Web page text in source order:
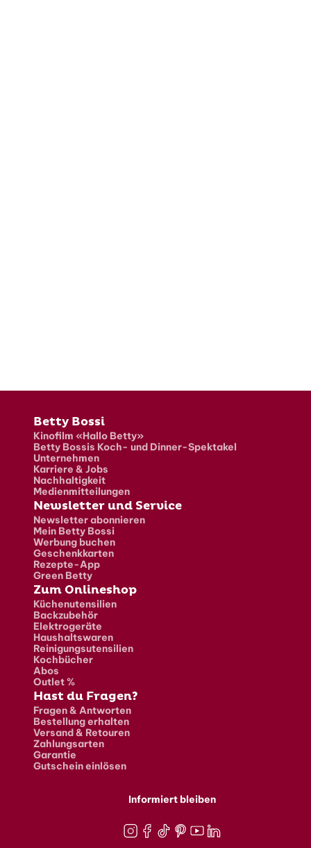
Fusszeile
Betty Bossi
Kinofilm «Hallo Betty»
Betty Bossis Koch- und Dinner-Spektakel
Unternehmen
Karriere & Jobs
Nachhaltigkeit
Medienmitteilungen
Newsletter und Service
Newsletter abonnieren
Mein Betty Bossi
Werbung buchen
Geschenkkarten
Rezepte-App
Green Betty
Zum Onlineshop
Küchenutensilien
Backzubehör
Elektrogeräte
Haushaltswaren
Reinigungsutensilien
Kochbücher
Abos
Outlet %
Hast du Fragen?
Fragen & Antworten
Bestellung erhalten
Versand & Retouren
Zahlungsarten
Garantie
Gutschein einlösen
Informiert bleiben